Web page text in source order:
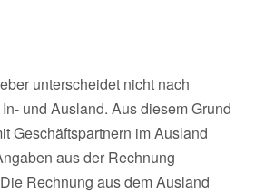
unterscheidet nicht nach
und Ausland. Aus diesem Grund
Geschäftspartnern im Ausland
aus der Rechnung
Rechnung aus dem Ausland